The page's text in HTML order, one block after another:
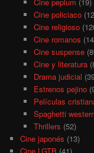
Cine policiaco
Cine religioso
Cine romanos
Cine suspense
Cine y literatura
Drama judicial
Estrenos pejino
Películas
Spaghetti
Thrillers (52)
Cine japonés (13)